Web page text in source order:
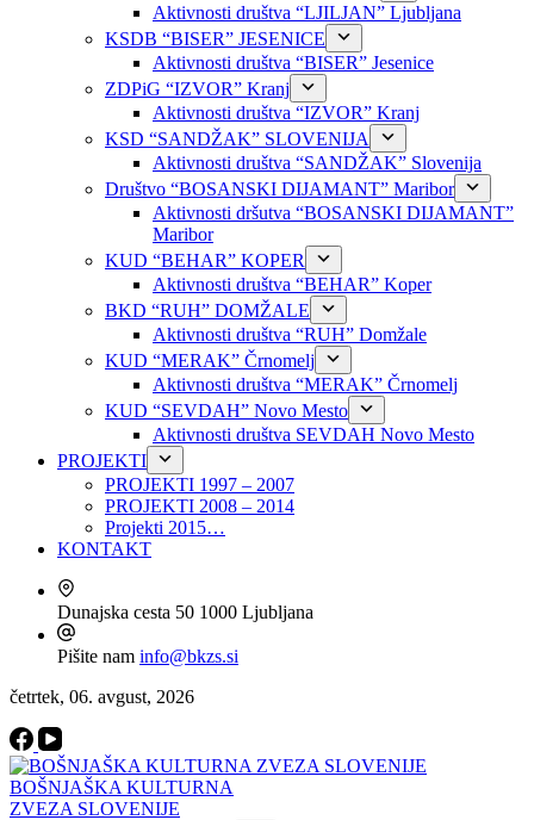
Aktivnosti društva “LJILJAN” Ljubljana
KSDB “BISER” JESENICE
Aktivnosti društva “BISER” Jesenice
ZDPiG “IZVOR” Kranj
Aktivnosti društva “IZVOR” Kranj
KSD “SANDŽAK” SLOVENIJA
Aktivnosti društva “SANDŽAK” Slovenija
Društvo “BOSANSKI DIJAMANT” Maribor
Aktivnosti dršutva “BOSANSKI DIJAMANT”
Maribor
KUD “BEHAR” KOPER
Aktivnosti društva “BEHAR” Koper
BKD “RUH” DOMŽALE
Aktivnosti društva “RUH” Domžale
KUD “MERAK” Črnomelj
Aktivnosti društva “MERAK” Črnomelj
KUD “SEVDAH” Novo Mesto
Aktivnosti društva SEVDAH Novo Mesto
PROJEKTI
PROJEKTI 1997 – 2007
PROJEKTI 2008 – 2014
Projekti 2015…
KONTAKT
Dunajska cesta 50 1000 Ljubljana
Pišite nam info@bkzs.si
četrtek, 06. avgust, 2026
BOŠNJAŠKA KULTURNA
ZVEZA SLOVENIJE